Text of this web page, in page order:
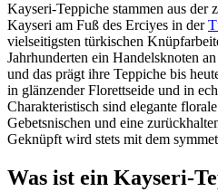
Kayseri-Teppiche stammen aus der
Kayseri am Fuß des Erciyes in der
vielseitigsten türkischen
Jahrhunderten ein Handelsknoten
und das prägt ihre Teppiche bis
in glänzender Florettseide und in
Charakteristisch sind elegante
Gebetsnischen und eine
Geknüpft wird stets mit dem
Was ist ein Kayseri-